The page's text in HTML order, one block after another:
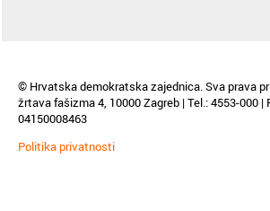
© Hrvatska demokratska zajednica. Sva prava
žrtava fašizma 4, 10000 Zagreb | Tel.: 4553-000 |
04150008463
Politika privatnosti